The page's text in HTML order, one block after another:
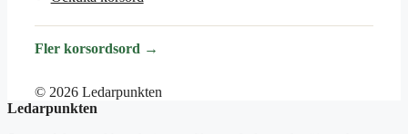
Fler korsordsord →
© 2026 Ledarpunkten
Ledarpunkten